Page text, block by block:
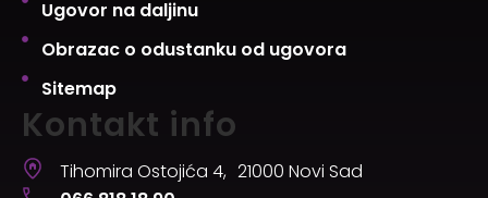
Ugovor na daljinu
Obrazac o odustanku od ugovora
Sitemap
Kontakt info
Tihomira Ostojića 4, 21000 Novi Sad